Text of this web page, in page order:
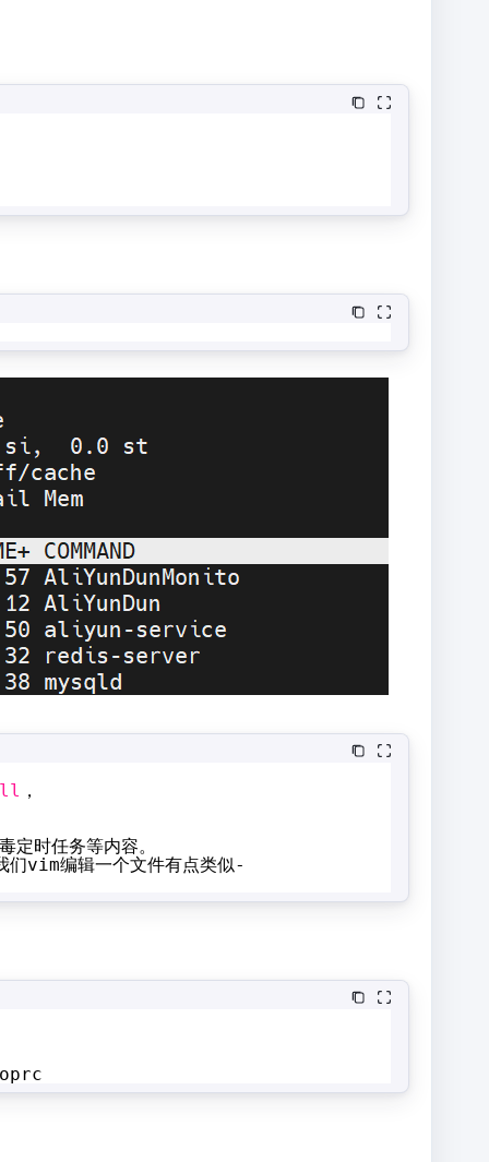
，
定时任务等内容。
vim编辑一个文件有点类似-